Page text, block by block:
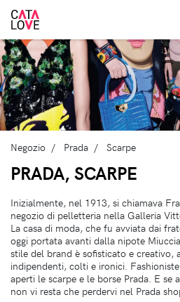
Negozio Prada Scarpe
PRADA, SCARPE
Inizialmente, nel 1913, si chiamava
negozio di pelletteria nella Galleria
La casa di moda, che fu avviata dai
oggi portata avanti dalla nipote
stile del brand è sofisticato e creativo,
indipendenti, colti e ironici.
aperti le scarpe e le borse Prada. E se
non vi resta che perdervi nel Prada